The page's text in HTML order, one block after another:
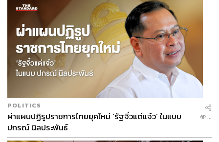
POLITICS
ผ่าแผนปฏิรูปราชการไทยยุคใหม่ ‘รัฐจิ๋วแต่แจ๋ว’ ในแบบ
ปกรณ์ นิลประพันธ์
...